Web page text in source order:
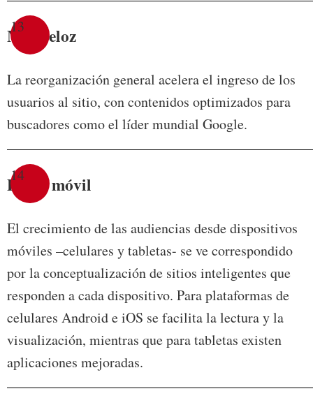
13
Más veloz
La reorganización general acelera el ingreso de los
usuarios al sitio, con contenidos optimizados para
buscadores como el líder mundial Google.
14
Poder móvil
El crecimiento de las audiencias desde dispositivos
móviles –celulares y tabletas- se ve correspondido
por la conceptualización de sitios inteligentes que
responden a cada dispositivo. Para plataformas de
celulares Android e iOS se facilita la lectura y la
visualización, mientras que para tabletas existen
aplicaciones mejoradas.